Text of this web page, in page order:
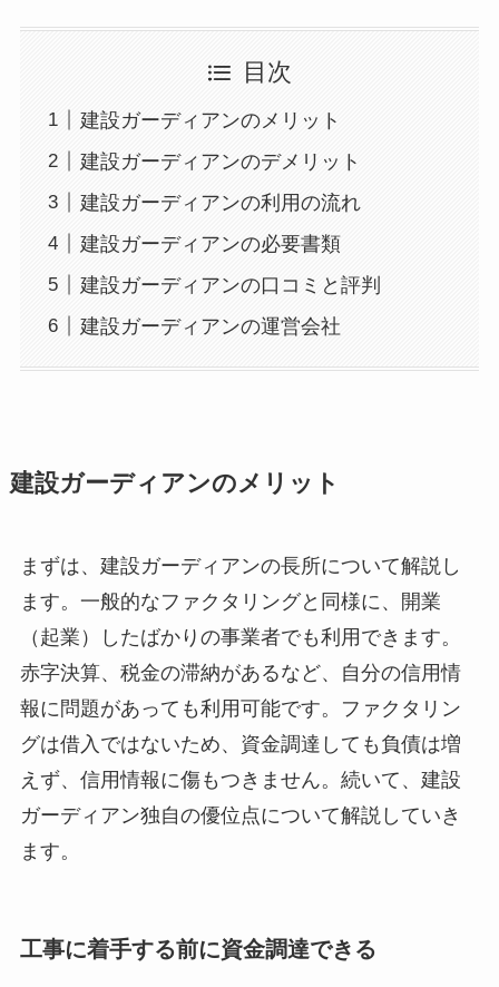
目次
建設ガーディアンのメリット
建設ガーディアンのデメリット
建設ガーディアンの利用の流れ
建設ガーディアンの必要書類
建設ガーディアンの口コミと評判
建設ガーディアンの運営会社
建設ガーディアンのメリット
まずは、建設ガーディアンの長所について解説し
ます。一般的なファクタリングと同様に、開業
（起業）したばかりの事業者でも利用できます。
赤字決算、税金の滞納があるなど、自分の信用情
報に問題があっても利用可能です。ファクタリン
グは借入ではないため、資金調達しても負債は増
えず、信用情報に傷もつきません。続いて、建設
ガーディアン独自の優位点について解説していき
ます。
工事に着手する前に資金調達できる